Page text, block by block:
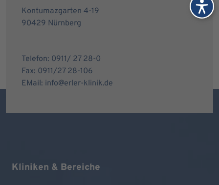
Kontumazgarten 4-19
90429 Nürnberg
Telefon: 0911/ 27 28-0
Fax: 0911/27 28-106
EMail: info@erler-klinik.de
Kliniken & Bereiche